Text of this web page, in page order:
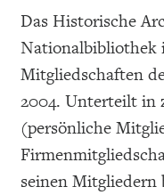
Das Historische
Nationalbibliothek
Mitgliedschaften
2004. Unterteilt in
(persönliche
seinen Mitgliedern